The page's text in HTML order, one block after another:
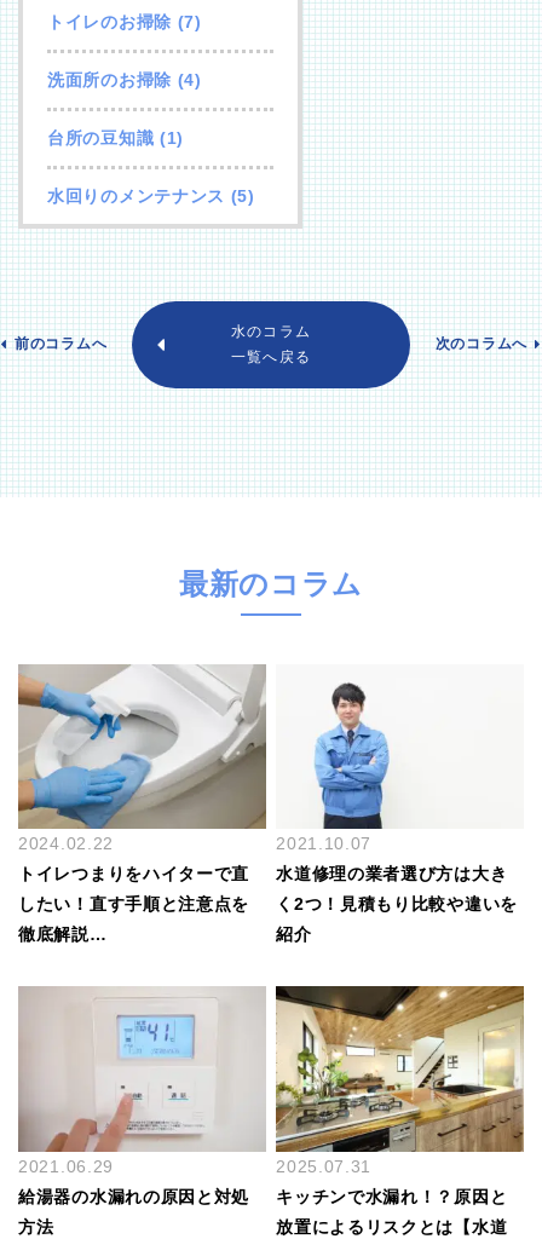
トイレのお掃除 (7)
洗面所のお掃除 (4)
台所の豆知識 (1)
水回りのメンテナンス (5)
前のコラムへ
水のコラム
一覧へ戻る
次のコラムへ
最新のコラム
2024.02.22
トイレつまりをハイターで直
したい！直す手順と注意点を
徹底解説…
2021.10.07
水道修理の業者選び方は大き
く2つ！見積もり比較や違いを
紹介
2021.06.29
給湯器の水漏れの原因と対処
方法
2025.07.31
キッチンで水漏れ！？原因と
放置によるリスクとは【水道